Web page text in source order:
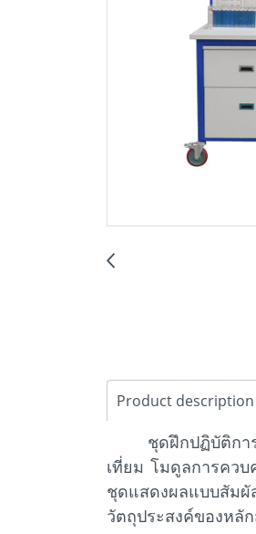
Product description
ชุดฝึกปฏิบัติกา
เที่ยม โมดูลการคว
ชุดแสดงผลแบบสัม
วัตถุประสงค์ของหลั